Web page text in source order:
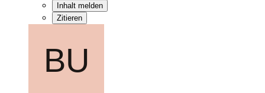
Inhalt melden
Zitieren